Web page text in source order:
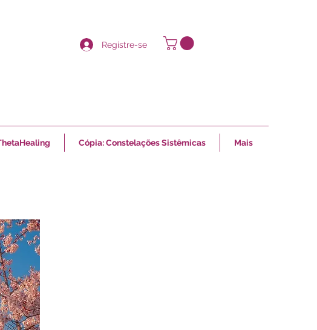
Registre-se
Cópia: Constelações Sistêmicas Mais